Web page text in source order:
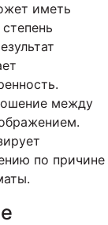
иметь
между
по причине